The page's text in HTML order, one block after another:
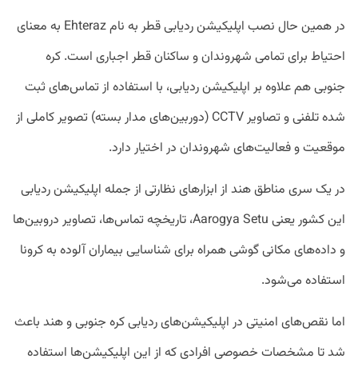
در همین حال نصب اپلیکیشن ردیابی قطر به نام Ehteraz به معنای
احتیاط برای تمامی شهروندان و ساکنان قطر اجباری است. کره
جنوبی هم علاوه بر اپلیکیشن ردیابی، با استفاده از تماس‌های ثبت
شده تلفنی و تصاویر CCTV (دوربین‌های مدار بسته) تصویر کاملی از
موقعیت و فعالیت‌های شهروندان در اختیار دارد.
در یک سری مناطق هند از ابزارهای نظارتی از جمله اپلیکیشن ردیابی
این کشور یعنی Aarogya Setu، تاریخچه تماس‌ها، تصاویر دروبین‌ها
و داده‌های مکانی گوشی همراه برای شناسایی بیماران آلوده به کرونا
استفاده می‌شود.
اما نقص‌های امنیتی در اپلیکیشن‌های ردیابی کره جنوبی و هند باعث
شد تا مشخصات خصوصی افرادی که از این اپلیکیشن‌ها استفاده